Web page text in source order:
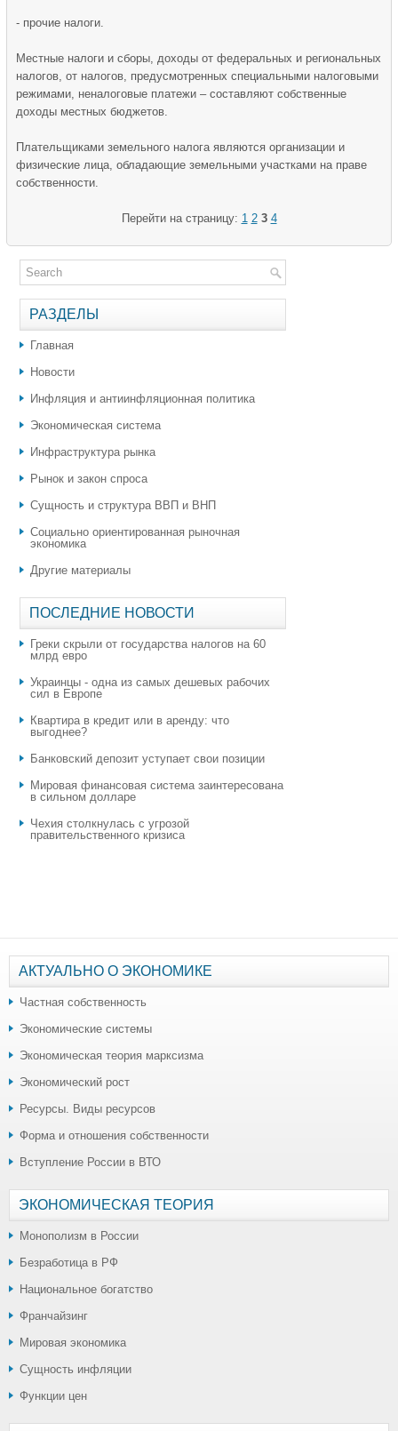
- прочие налоги.
Местные налоги и сборы, доходы от федеральных и региональных
налогов, от налогов, предусмотренных специальными налоговыми
режимами, неналоговые платежи – составляют собственные
доходы местных бюджетов.
Плательщиками земельного налога являются организации и
физические лица, обладающие земельными участками на праве
собственности.
Перейти на страницу: 1 2 3 4
РАЗДЕЛЫ
Главная
Новости
Инфляция и антиинфляционная политика
Экономическая система
Инфраструктура рынка
Рынок и закон спроса
Сущность и структура ВВП и ВНП
Социально ориентированная рыночная
экономика
Другие материалы
ПОСЛЕДНИЕ НОВОСТИ
Греки скрыли от государства налогов на 60
млрд евро
Украинцы - одна из самых дешевых рабочих
сил в Европе
Квартира в кредит или в аренду: что
выгоднее?
​Банковский депозит уступает свои позиции
Мировая финансовая система заинтересована
в сильном долларе
Чехия столкнулась с угрозой
правительственного кризиса
АКТУАЛЬНО О ЭКОНОМИКЕ
Частная собственность
Экономические системы
Экономическая теория марксизма
Экономический рост
Ресурсы. Виды ресурсов
Форма и отношения собственности
Вступление России в ВТО
ЭКОНОМИЧЕСКАЯ ТЕОРИЯ
Монополизм в России
Безработица в РФ
Национальное богатство
Франчайзинг
Мировая экономика
Сущность инфляции
Функции цен